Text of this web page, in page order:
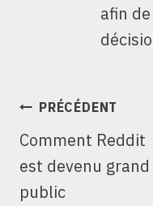
afin
NAVIGATION
L’ARTICLE
PRÉCÉDENT
Comment Reddit
est devenu grand
public